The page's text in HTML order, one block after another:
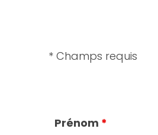
* Champs requis
Prénom *